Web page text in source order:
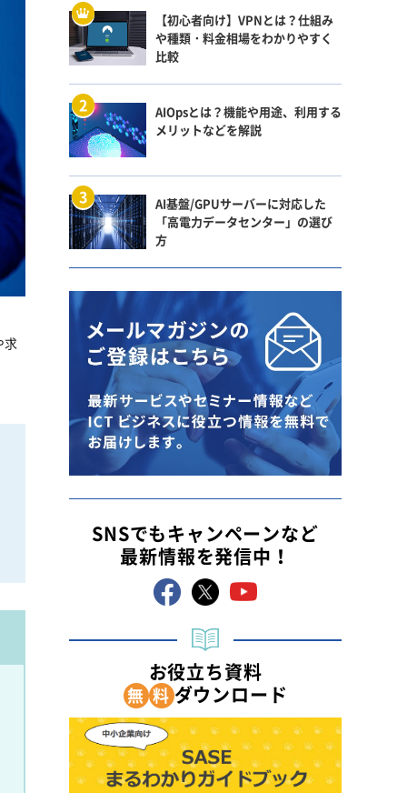
求
【初心者向け】VPNとは？仕組み
や種類・料金相場をわかりやすく
比較
AIOpsとは？機能や用途、利用する
メリットなどを解説
AI基盤/GPUサーバーに対応した
「高電力データセンター」の選び
方
SNSでもキャンペーンなど
最新情報を発信中！
お役立ち資料
無 料 ダウンロード